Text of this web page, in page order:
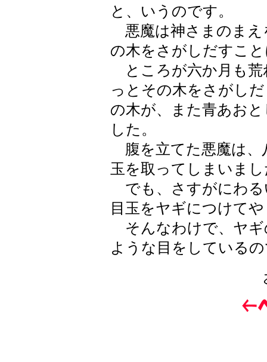
と、いうのです。
悪魔は神さまのまえ
の木をさがしだすこ
ところが六か月も荒
っとその木をさがし
の木が、また青あお
した。
腹を立てた悪魔は、
玉を取ってしまいま
でも、さすがにわる
目玉をヤギにつけて
そんなわけで、ヤギ
ような目をしている